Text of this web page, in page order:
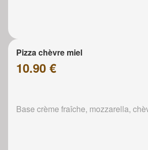
Pizza chèvre miel
10.90 €
Base crème fraîche, mozzarella,